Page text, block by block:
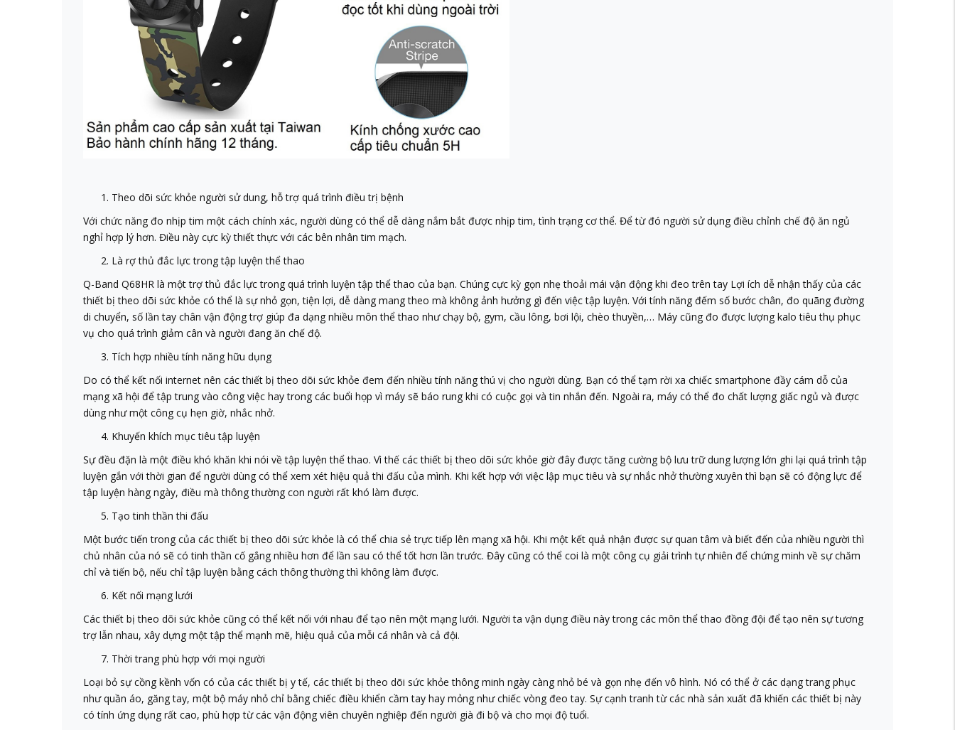
Theo dõi sức khỏe người sử dung, hỗ trợ quá trình điều trị bệnh
Với chức năng đo nhịp tim một cách chính xác, người dùng có thể dễ dàng nắm bắt được nhịp tim, tình trạng cơ thể. Để từ đó người sử dụng điều chỉnh chế độ ăn ngủ
nghỉ hợp lý hơn. Điều này cực kỳ thiết thực với các bên nhân tim mạch.
Là rợ thủ đắc lực trong tập luyện thể thao
Q-Band Q68HR là một trợ thủ đắc lực trong quá trình luyện tập thể thao của bạn. Chúng cực kỳ gọn nhẹ thoải mái vận động khi đeo trên tay Lợi ích dễ nhận thấy của các
thiết bị theo dõi sức khỏe có thể là sự nhỏ gọn, tiện lợi, dễ dàng mang theo mà không ảnh hưởng gì đến việc tập luyện. Với tính năng đếm số bước chân, đo quãng đường
di chuyển, số lần tay chân vận động trợ giúp đa dạng nhiều môn thể thao như chạy bộ, gym, cầu lông, bơi lội, chèo thuyền,… Máy cũng đo được lượng kalo tiêu thụ phục
vụ cho quá trình giảm cân và người đang ăn chế độ.
Tích hợp nhiều tính năng hữu dụng
Do có thể kết nối internet nên các thiết bị theo dõi sức khỏe đem đến nhiều tính năng thú vị cho người dùng. Bạn có thể tạm rời xa chiếc smartphone đầy cám dỗ của
mạng xã hội để tập trung vào công việc hay trong các buổi họp vì máy sẽ báo rung khi có cuộc gọi và tin nhắn đến. Ngoài ra, máy có thể đo chất lượng giấc ngủ và được
dùng như một công cụ hẹn giờ, nhắc nhở.
Khuyến khích mục tiêu tập luyện
Sự đều đặn là một điều khó khăn khi nói về tập luyện thể thao. Vì thế các thiết bị theo dõi sức khỏe giờ đây được tăng cường bộ lưu trữ dung lượng lớn ghi lại quá trình tập
luyện gắn với thời gian để người dùng có thể xem xét hiệu quả thi đấu của mình. Khi kết hợp với việc lập mục tiêu và sự nhắc nhở thường xuyên thì bạn sẽ có động lực để
tập luyện hàng ngày, điều mà thông thường con người rất khó làm được.
Tạo tinh thần thi đấu
Một bước tiến trong của các thiết bị theo dõi sức khỏe là có thể chia sẻ trực tiếp lên mạng xã hội. Khi một kết quả nhận được sự quan tâm và biết đến của nhiều người thì
chủ nhân của nó sẽ có tinh thần cố gắng nhiều hơn để lần sau có thể tốt hơn lần trước. Đây cũng có thể coi là một công cụ giải trình tự nhiên để chứng minh về sự chăm
chỉ và tiến bộ, nếu chỉ tập luyện bằng cách thông thường thì không làm được.
Kết nối mạng lưới
Các thiết bị theo dõi sức khỏe cũng có thể kết nối với nhau để tạo nên một mạng lưới. Người ta vận dụng điều này trong các môn thể thao đồng đội để tạo nên sự tương
trợ lẫn nhau, xây dựng một tập thể mạnh mẽ, hiệu quả của mỗi cá nhân và cả đội.
Thời trang phù hợp với mọi người
Loại bỏ sự cồng kềnh vốn có của các thiết bị y tế, các thiết bị theo dõi sức khỏe thông minh ngày càng nhỏ bé và gọn nhẹ đến vô hình. Nó có thể ở các dạng trang phục
như quần áo, găng tay, một bộ máy nhỏ chỉ bằng chiếc điều khiển cầm tay hay mỏng như chiếc vòng đeo tay. Sự cạnh tranh từ các nhà sản xuất đã khiến các thiết bị này
có tính ứng dụng rất cao, phù hợp từ các vận động viên chuyên nghiệp đến người già đi bộ và cho mọi độ tuổi.